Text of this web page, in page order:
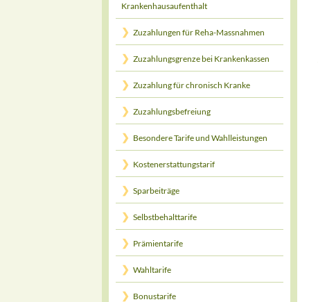
Krankenhausaufenthalt
Zuzahlungen für Reha-Massnahmen
Zuzahlungsgrenze bei Krankenkassen
Zuzahlung für chronisch Kranke
Zuzahlungsbefreiung
Besondere Tarife und Wahlleistungen
Kostenerstattungstarif
Sparbeiträge
Selbstbehalttarife
Prämientarife
Wahltarife
Bonustarife